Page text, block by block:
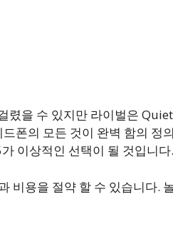
렸을 수 있지만 라이벌은
폰의 모든 것이 완벽 함의 정
이상적인 선택이 될 것입니다.
비용을 절약 할 수 있습니다.